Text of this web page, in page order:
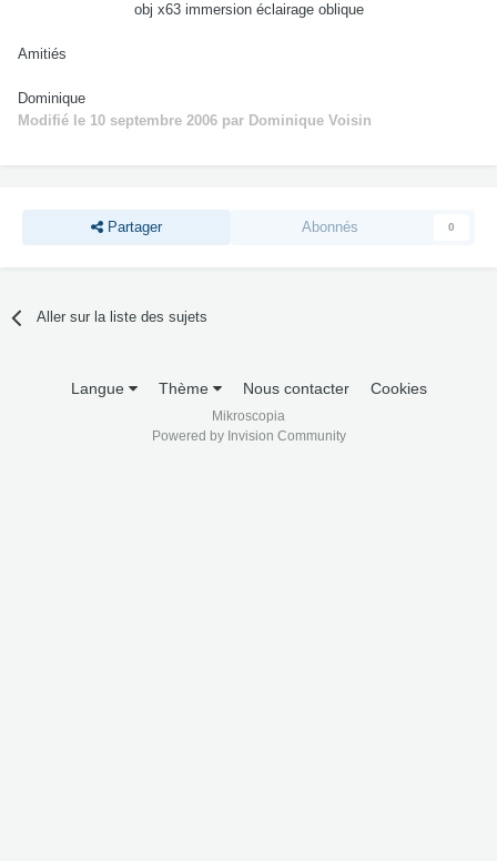
obj x63 immersion éclairage oblique
Amitiés
Dominique
Modifié le 10 septembre 2006 par Dominique Voisin
Partager Abonnés 0
Aller sur la liste des sujets
Langue Thème Nous contacter Cookies
Mikroscopia
Powered by Invision Community